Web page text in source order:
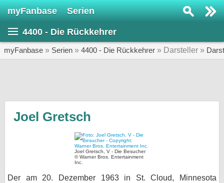
myFanbase Serien
4400 - Die Rückkehrer
myFanbase » Serien » 4400 - Die Rückkehrer » Darsteller »
Joel Gretsch
Joel Gretsch, V - Die Besucher
© Warner Bros. Entertainment
Inc.
Der am 20. Dezember 1963 in St. Cloud, Minnesota
Home
SERIEN
KULTUR
SERVICE